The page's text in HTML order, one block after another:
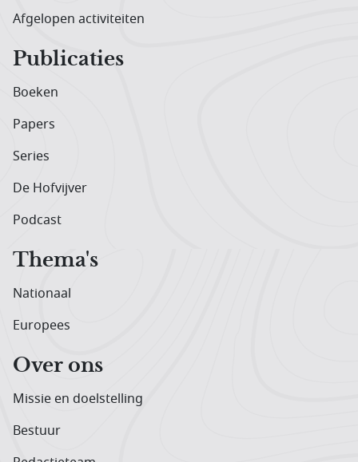
Afgelopen activiteiten
Publicaties
Boeken
Papers
Series
De Hofvijver
Podcast
Thema's
Nationaal
Europees
Over ons
Missie en doelstelling
Bestuur